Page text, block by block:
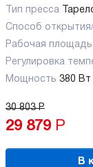
Тип пресса
Способ
Рабочая площадь
Регулировка
Мощность 380 Вт
30 803 Р
29 879 Р
В